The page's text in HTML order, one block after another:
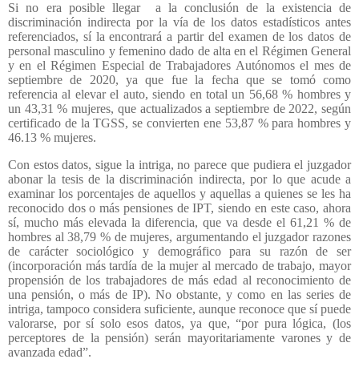
Si no era posible llegar
a la conclusión de la existencia de
discriminación indirecta por la vía de los datos estadísticos antes
referenciados, sí la encontrará a partir del examen de los datos de
personal masculino y femenino dado de alta en el Régimen General
y en el Régimen Especial de Trabajadores Autónomos el mes de
septiembre de 2020, ya que fue la fecha que se tomó como
referencia al elevar el auto, siendo en total un 56,68 % hombres y
un 43,31 % mujeres, que actualizados a septiembre de 2022, según
certificado de la TGSS, se convierten ene 53,87 % para hombres y
46.13 % mujeres.
Con estos datos, sigue la intriga, no parece que pudiera el juzgador
abonar la tesis de la discriminación indirecta, por lo que acude a
examinar los porcentajes de aquellos y aquellas a quienes se les ha
reconocido dos o más pensiones de IPT, siendo en este caso, ahora
sí, mucho más elevada la diferencia, que va desde el 61,21 % de
hombres al 38,79 % de mujeres, argumentando el juzgador razones
de carácter sociológico y demográfico para su razón de ser
(incorporación más tardía de la mujer al mercado de trabajo, mayor
propensión de los trabajadores de más edad al reconocimiento de
una pensión, o más de IP). No obstante, y como en las series de
intriga, tampoco considera suficiente, aunque reconoce que sí puede
valorarse, por sí solo esos datos, ya que, “por pura lógica, (los
perceptores de la pensión) serán mayoritariamente varones y de
avanzada edad”.